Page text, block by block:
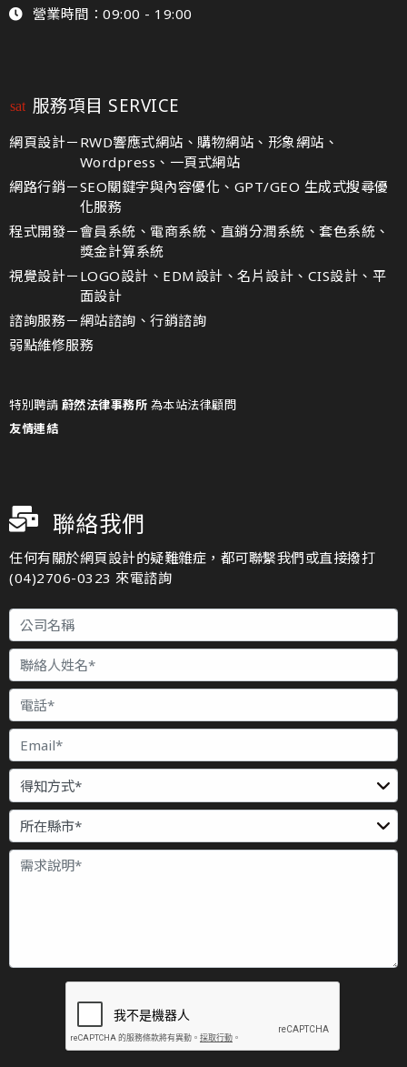
營業時間：09:00 - 19:00
服務項目 SERVICE
網頁設計－ RWD響應式網站、購物網站、形象網站、
Wordpress、一頁式網站
網路行銷－SEO關鍵字與內容優化、GPT/GEO 生成式搜尋優
化服務
程式開發－會員系統、電商系統、直銷分潤系統、套色系統、
獎金計算系統
視覺設計－ LOGO設計、EDM設計、名片設計、CIS設計、平
面設計
諮詢服務－網站諮詢、行銷諮詢
弱點維修服務
特別聘請 蔚然法律事務所 為本站法律顧問
友情連結
聯絡我們
任何有關於網頁設計的疑難雜症，都可聯繫我們或直接撥打
(04)2706-0323 來電諮詢